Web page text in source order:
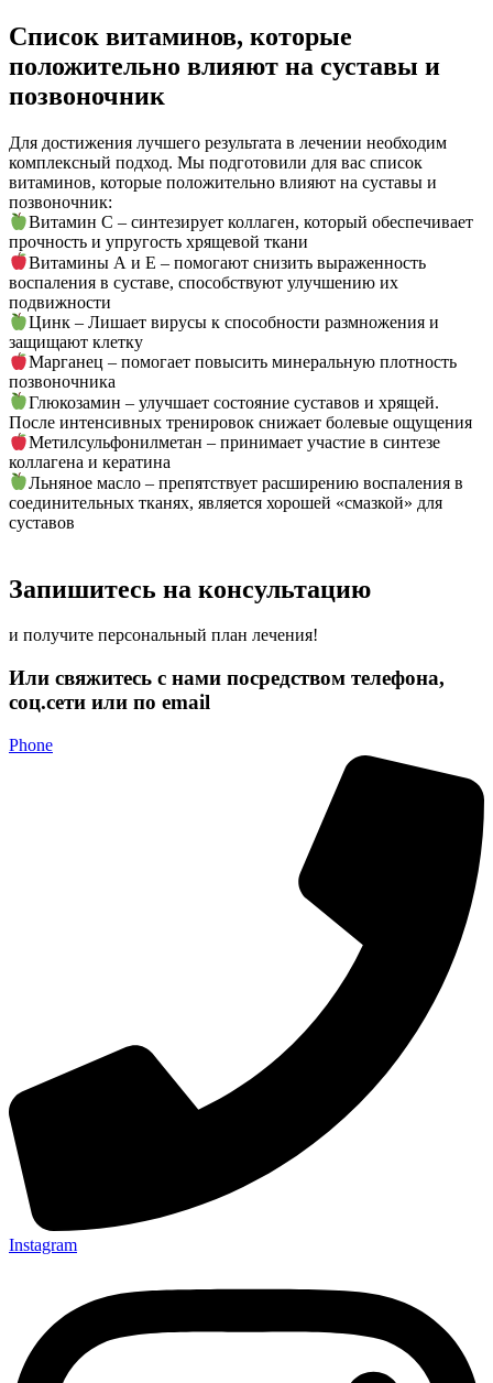
Cписок витаминов, которые
положительно влияют на суставы и
позвоночник
Для достижения лучшего результата в лечении необходим
комплексный подход. Мы подготовили для вас список
витаминов, которые положительно влияют на суставы и
позвоночник:
Витамин С – синтезирует коллаген, который обеспечивает
прочность и упругость хрящевой ткани
Витамины А и Е – помогают снизить выраженность
воспаления в суставе, способствуют улучшению их
подвижности
Цинк – Лишает вирусы к способности размножения и
защищают клетку
Марганец – помогает повысить минеральную плотность
позвоночника
Глюкозамин – улучшает состояние суставов и хрящей.
После интенсивных тренировок снижает болевые ощущения
Метилсульфонилметан – принимает участие в синтезе
коллагена и кератина
Льняное масло – препятствует расширению воспаления в
соединительных тканях, является хорошей «смазкой» для
суставов
Запишитесь на консультацию
и получите персональный план лечения!
Или свяжитесь с нами посредством телефона,
соц.сети или по email
Phone
Instagram